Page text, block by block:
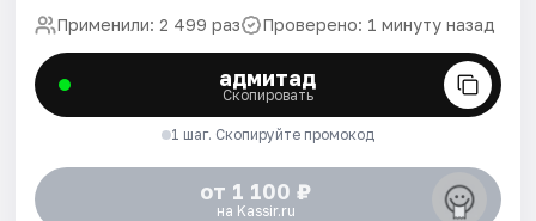
Применили: 2 499 раз Проверено: 1 минуту назад
адмитад
Скопировать
1 шаг. Скопируйте промокод
от 1 100 ₽
на Kassir.ru